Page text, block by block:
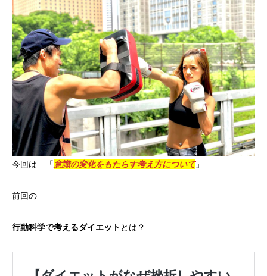
今回は 「意識の変化をもたらす考え方について」
前回の
行動科学で考えるダイエット とは？